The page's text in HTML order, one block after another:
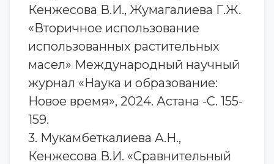
Кенжесова В.И., Жумагалиева Г.Ж.
«Вторичное использование
использованных растительных
масел» Международный научный
журнал «Наука и образование:
Новое время», 2024. Астана -С. 155-
159.
3. Мукамбеткалиева А.Н.,
Кенжесова В.И. «Сравнительный